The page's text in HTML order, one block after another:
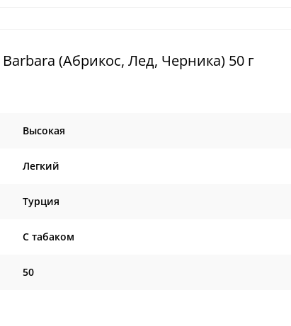
(Абрикос, Лед, Черника) 50 г
Высокая
Легкий
Турция
C табаком
50